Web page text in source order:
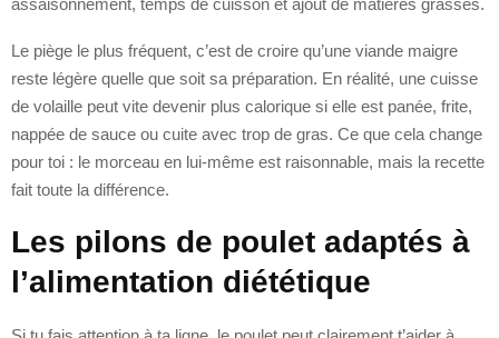
Le piège le plus fréquent, c’est de croire qu’une viande maigre
reste légère quelle que soit sa préparation. En réalité, une cuisse
de volaille peut vite devenir plus calorique si elle est panée, frite,
nappée de sauce ou cuite avec trop de gras. Ce que cela change
pour toi : le morceau en lui-même est raisonnable, mais la recette
fait toute la différence.
Les pilons de poulet adaptés à
l’alimentation diététique